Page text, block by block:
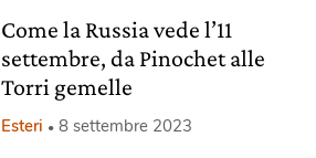
Come la Russia vede l’11
settembre, da Pinochet alle
Torri gemelle
Esteri 8 settembre 2023